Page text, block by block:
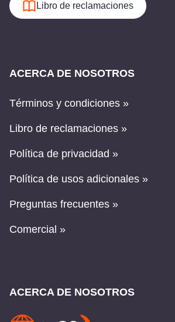
Libro de reclamaciones
ACERCA DE NOSOTROS
Términos y condiciones »
Libro de reclamaciones »
Política de privacidad »
Política de usos adicionales »
Preguntas frecuentes »
Comercial »
ACERCA DE NOSOTROS